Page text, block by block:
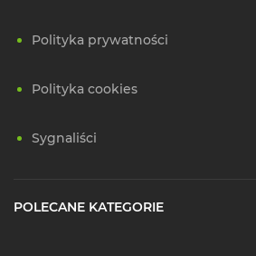
Polityka prywatności
Polityka cookies
Sygnaliści
POLECANE KATEGORIE